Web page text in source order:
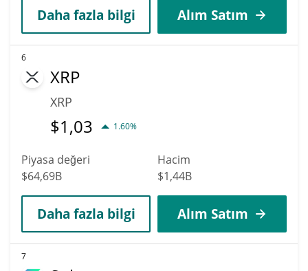
Daha fazla bilgi Alım Satım
6
XRP
XRP
$1,03 1.60%
Piyasa değeri
$64,69B
Hacim
$1,44B
Daha fazla bilgi Alım Satım
7